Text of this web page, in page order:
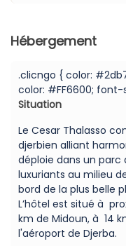
Hébergement
.clicngo { color:
color: #FF6600; font-
Situation
Le Cesar Thalasso
djerbien alliant
déploie dans un parc
luxuriants au milieu
bord de la plus belle
L’hôtel est situé à
km de Midoun, à 14
l'aéroport de Djerba.